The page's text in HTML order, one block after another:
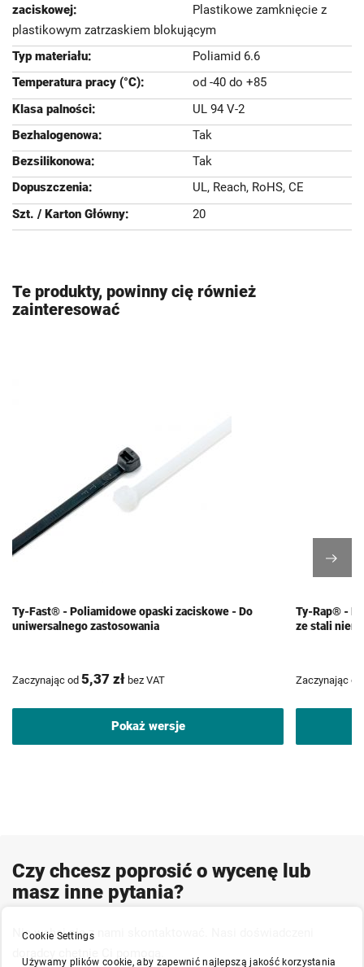
Plastikowe zamknięcie z
plastikowym zatrzaskiem blokującym
Poliamid 6.6
od -40 do +85
UL 94 V-2
Tak
Tak
UL, Reach, RoHS, CE
20
Te produkty, powinny cię również
zainteresować
Ty-Fast® - Poliamidowe opaski zaciskowe - Do
uniwersalnego zastosowania
Zaczynając od 5,37 zł bez VAT
Pokaż wersje
Ty-Rap® -
ze stali
Zaczynając od
Czy chcesz poprosić o wycenę lub
masz inne pytania?
Nie wahaj się z nami skontaktować. Nasi doświadczeni
Cookie Settings
Używamy plików cookie, aby zapewnić najlepszą jakość korzystania